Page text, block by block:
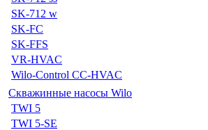
SK-712 w
SK-FC
SK-FFS
VR-HVAC
Wilo-Control CC-HVAC
Скважинные насосы Wilo
TWI 5
TWI 5-SE